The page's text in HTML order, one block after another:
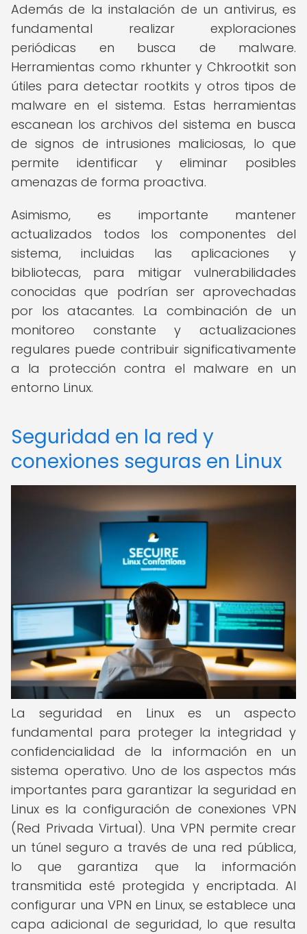
Además de la instalación de un antivirus, es
fundamental realizar exploraciones
periódicas en busca de malware.
Herramientas como rkhunter y Chkrootkit son
útiles para detectar rootkits y otros tipos de
malware en el sistema. Estas herramientas
escanean los archivos del sistema en busca
de signos de intrusiones maliciosas, lo que
permite identificar y eliminar posibles
amenazas de forma proactiva.
Asimismo, es importante mantener
actualizados todos los componentes del
sistema, incluidas las aplicaciones y
bibliotecas, para mitigar vulnerabilidades
conocidas que podrían ser aprovechadas
por los atacantes. La combinación de un
monitoreo constante y actualizaciones
regulares puede contribuir significativamente
a la protección contra el malware en un
entorno Linux.
Seguridad en la red y
conexiones seguras en Linux
La seguridad en Linux es un aspecto
fundamental para proteger la integridad y
confidencialidad de la información en un
sistema operativo. Uno de los aspectos más
importantes para garantizar la seguridad en
Linux es la configuración de conexiones VPN
(Red Privada Virtual). Una VPN permite crear
un túnel seguro a través de una red pública,
lo que garantiza que la información
transmitida esté protegida y encriptada. Al
configurar una VPN en Linux, se establece una
capa adicional de seguridad, lo que resulta